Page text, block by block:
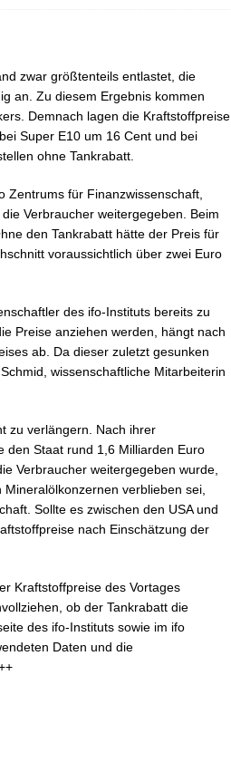
zwar größtenteils entlastet, die
an. Zu diesem Ergebnis kommen
Demnach lagen die Kraftstoffpreise
Super E10 um 16 Cent und bei
ohne Tankrabatt.
Zentrums für Finanzwissenschaft,
Verbraucher weitergegeben. Beim
den Tankrabatt hätte der Preis für
voraussichtlich über zwei Euro
des ifo-Instituts bereits zu
Preise anziehen werden, hängt nach
ab. Da dieser zuletzt gesunken
wissenschaftliche Mitarbeiterin
zu verlängern. Nach ihrer
den Staat rund 1,6 Milliarden Euro
Verbraucher weitergegeben wurde,
verblieben sei,
Sollte es zwischen den USA und
nach Einschätzung der
Kraftstoffpreise des Vortages
ob der Tankrabatt die
des ifo-Instituts sowie im ifo
Daten und die